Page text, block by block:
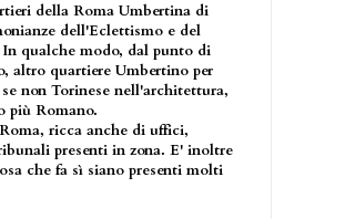
della Roma Umbertina di
dell'Eclettismo e del
qualche modo, dal punto di
altro quartiere Umbertino per
non Torinese nell'architettura,
più Romano.
ricca anche di uffici,
presenti in zona. E' inoltre
che fa sì siano presenti molti